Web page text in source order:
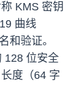
KMS 密钥
曲线
和验证。
128 位安全
度（64 字